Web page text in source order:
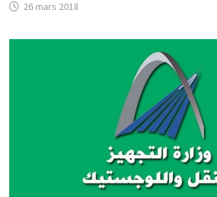
26 mars 2018